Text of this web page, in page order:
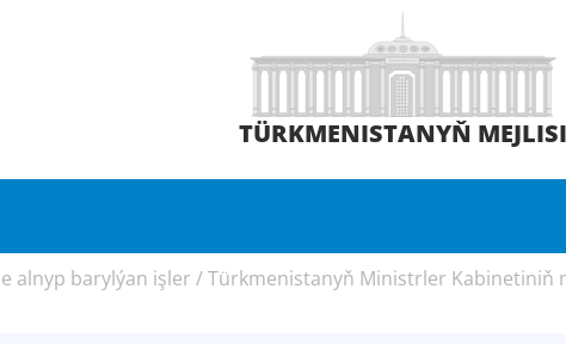
TÜRKMENISTANYŇ MEJLISI
alnyp barylýan işler /Türkmenistanyň Ministrler Kabinetiniň